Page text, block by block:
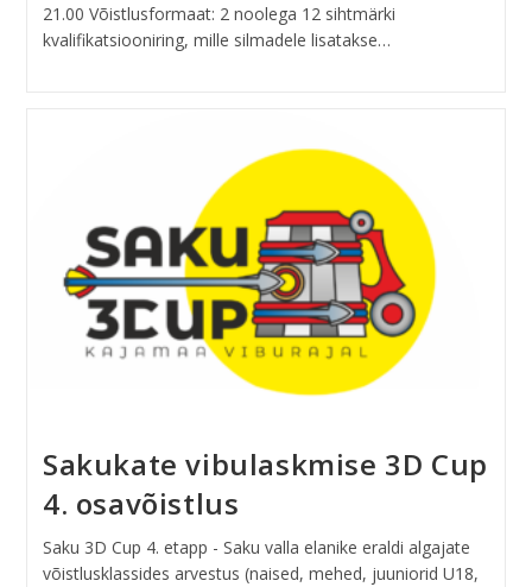
21.00 Võistlusformaat: 2 noolega 12 sihtmärki
kvalifikatsiooniring, mille silmadele lisatakse…
Sakukate vibulaskmise 3D Cup
4. osavõistlus
Saku 3D Cup 4. etapp - Saku valla elanike eraldi algajate
võistlusklassides arvestus (naised, mehed, juuniorid U18,